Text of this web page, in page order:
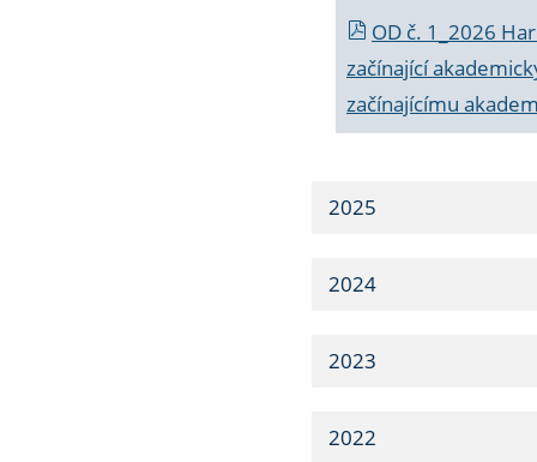
OD č. 1_2026
začínající
začínajícímu
2025
2024
2023
2022